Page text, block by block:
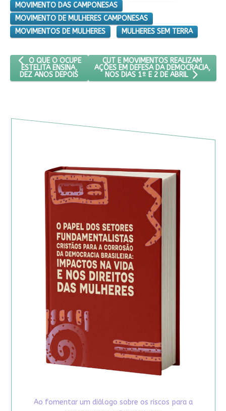
MOVIMENTO DAS CAMPONESAS
MOVIMENTO DE MULHERES CAMPONESAS
MOVIMENTOS DE MULHERES
MULHERES SEM TERRA
ARTIGO ANTERIOR: O QUE O OCUPE ESTELITA ENSINA, DEZ
O QUE O OCUPE
ESTELITA ENSINA,
DEZ ANOS DEPOIS
PRÓXIMO ARTIGO: CUT E
CUT E MOVIMENTOS REALIZAM
AÇÕES EM DEFESA DA DEMOCRACIA,
NOS DIAS 1º E 2 DE ABRIL
Ao fomentar um diálogo sobre os riscos para a